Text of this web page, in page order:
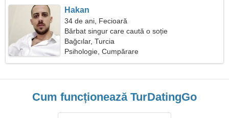
Hakan
34 de ani, Fecioară
Bărbat singur care caută o soție
Bağcılar, Turcia
Psihologie, Cumpărare
Cum funcționează TurDatingGo